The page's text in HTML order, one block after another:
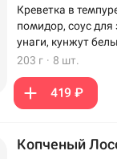
Креветка в
помидор, соус для
унаги, кунжут
203 г · 8 шт.
419 ₽
Копченый